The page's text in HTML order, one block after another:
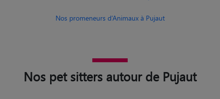
Nos promeneurs d’Animaux à Pujaut
Nos pet sitters autour de Pujaut